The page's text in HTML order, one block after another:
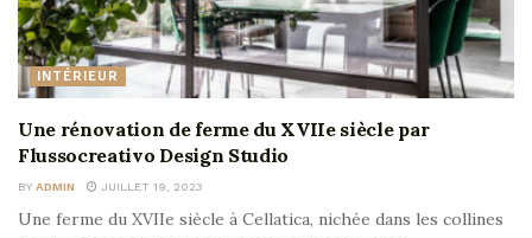
INTÉRIEUR
Une rénovation de ferme du XVIIe siècle par
Flussocreativo Design Studio
BY ADMIN JUILLET 19, 2023
Une ferme du XVIIe siècle à Cellatica, nichée dans les collines